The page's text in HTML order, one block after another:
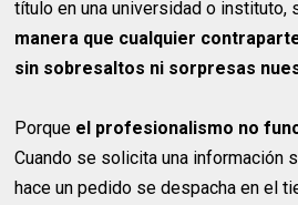
título en una universidad o instituto,
manera que cualquier
sin sobresaltos ni sorpresas
Porque el profesionalismo no
Cuando se solicita una información
hace un pedido se despacha en el